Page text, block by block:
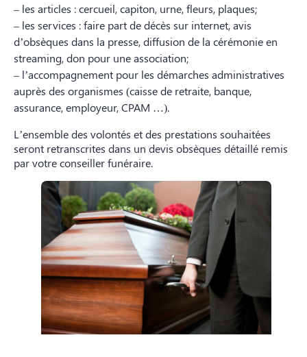
– les articles : cercueil, capiton, urne, fleurs, plaques;
– les services : faire part de décès sur internet, avis
d’obsèques dans la presse, diffusion de la cérémonie en
streaming, don pour une association;
– l’accompagnement pour les démarches administratives
auprès des organismes (caisse de retraite, banque,
assurance, employeur, CPAM …).
L’ensemble des volontés et des prestations souhaitées
seront retranscrites dans un devis obsèques détaillé remis
par votre conseiller funéraire.